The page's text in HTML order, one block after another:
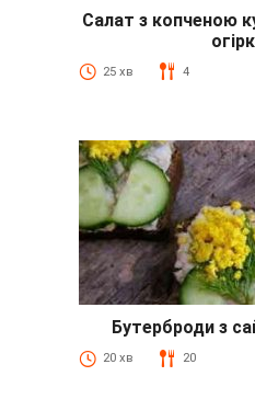
Салат з копченою
25 хв 4
Бутерброди з
20 хв 20